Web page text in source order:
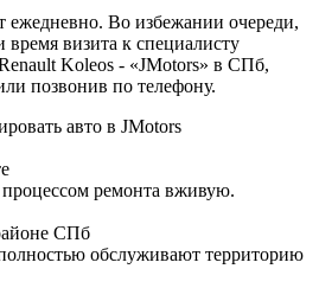
ежедневно. Во избежании очереди,
время визита к специалисту
Koleos - «JMotors» в СПб,
позвонив по телефону.
авто в JMotors
ремонта вживую.
СПб
обслуживают территорию